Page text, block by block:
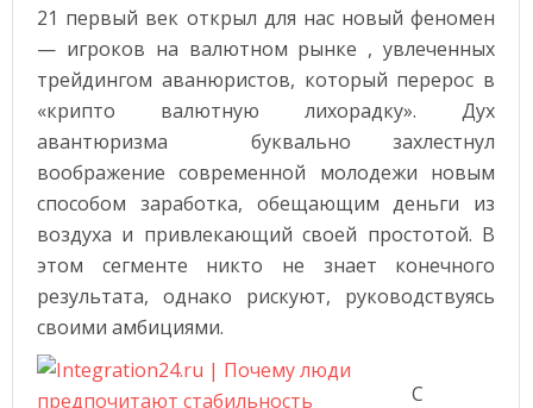
21 первый век открыл для нас новый феномен
— игроков на валютном рынке , увлеченных
трейдингом аванюристов, который перерос в
«крипто валютную лихорадку». Дух
авантюризма буквально захлестнул
воображение современной молодежи новым
способом заработка, обещающим деньги из
воздуха и привлекающий своей простотой. В
этом сегменте никто не знает конечного
результата, однако рискуют, руководствуясь
своими амбициями.
С